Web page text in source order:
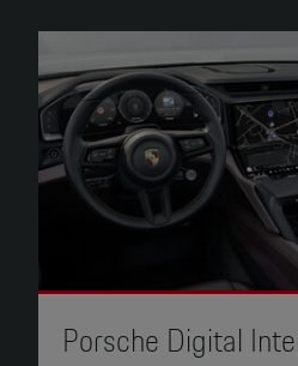
Porsche Digital